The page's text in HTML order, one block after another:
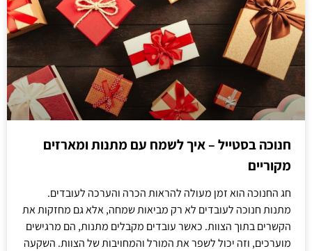
חנוכה בסטייל – איך לשמח עם מתנות ומארזים
מקוריים
חג החנוכה הוא זמן מעולה להראות הכרה והערכה לעובדים.
מתנות חנוכה לעובדים לא רק מביאות שמחה, אלא גם מחזקות את
הקשרים בתוך הצוות. כאשר עובדים מקבלים מתנות, הם מרגישים
מוערכים, וזה יכול לשפר את המורל והמחויבות של הצוות. השקעה